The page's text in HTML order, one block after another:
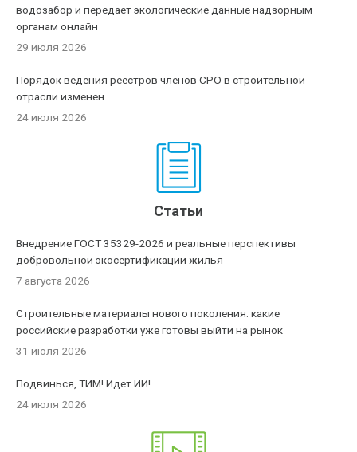
водозабор и передает экологические данные надзорным
органам онлайн
29 июля 2026
Порядок ведения реестров членов СРО в строительной
отрасли изменен
24 июля 2026
Статьи
Внедрение ГОСТ 35329-2026 и реальные перспективы
добровольной экосертификации жилья
7 августа 2026
Строительные материалы нового поколения: какие
российские разработки уже готовы выйти на рынок
31 июля 2026
Подвинься, ТИМ! Идет ИИ!
24 июля 2026